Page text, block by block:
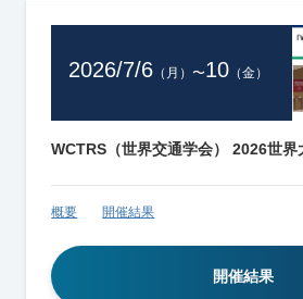
2026/7/6（月） 〜10（金）
WCTRS（世界交通学会） 2026世界
概要 開催結果
開催結果